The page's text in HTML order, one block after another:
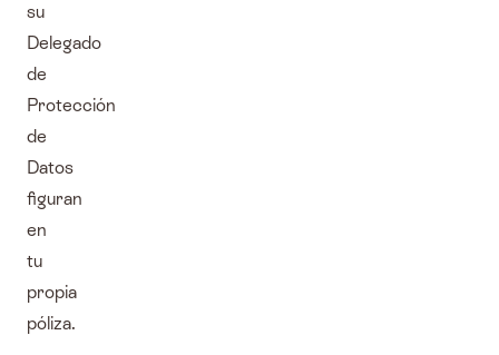
su
Delegado
de
Protección
de
Datos
figuran
en
tu
propia
póliza.